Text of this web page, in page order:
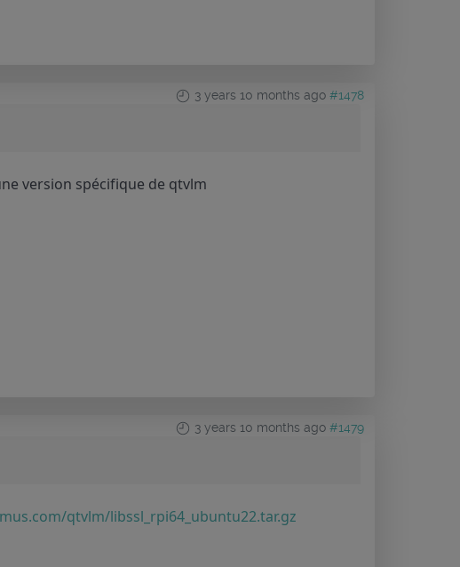
3 years 10 months ago #1478
version spécifique de qtvlm
3 years 10 months ago #1479
qtvlm/libssl_rpi64_ubuntu22.tar.gz